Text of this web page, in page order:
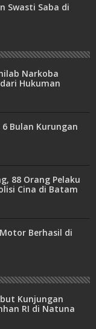
Swasti Saba di
Narkoba
Hukuman
Bulan Kurungan
88 Orang Pelaku
Cina di Batam
Berhasil di
Kunjungan
RI di Natuna